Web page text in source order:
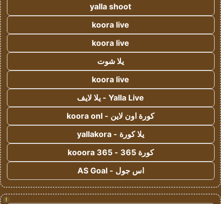
yalla shoot
koora live
koora live
يلا شوت
koora live
Yalla Live - يلا لايف
كورة اون لاين - koora onl
يلا كورة - yallakora
كورة 365 - kooora 365
اس جول - AS Goal
!